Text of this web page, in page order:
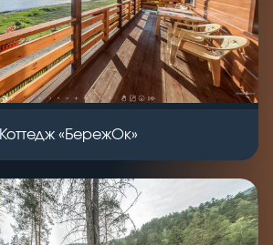
Коттедж «БережОк»